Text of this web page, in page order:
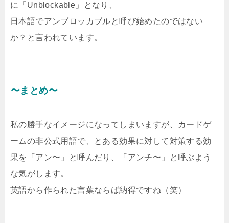
に「Unblockable」となり、
日本語でアンブロッカブルと呼び始めたのではない
か？と言われています。
〜まとめ〜
私の勝手なイメージになってしまいますが、カードゲ
ームの非公式用語で、とある効果に対して対策する効
果を「アン〜」と呼んだり、「アンチ〜」と呼ぶよう
な気がします。
英語から作られた言葉ならば納得ですね（笑）